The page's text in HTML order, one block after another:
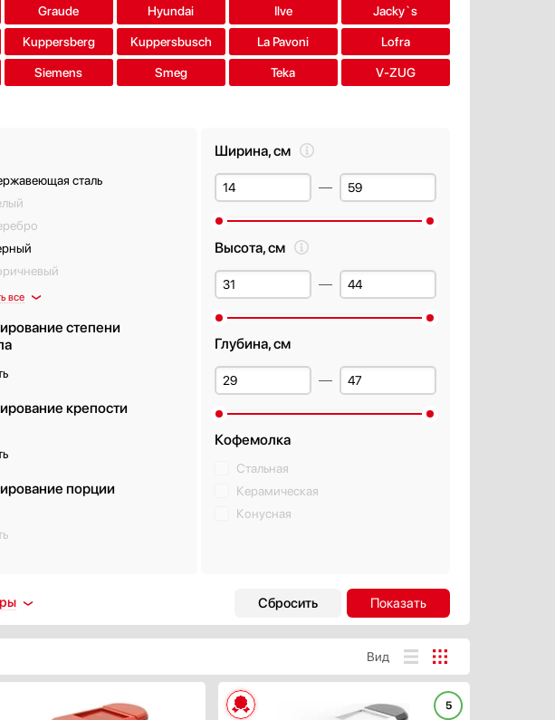
Graude Hyundai Ilve Jacky`s
Kuppersberg Kuppersbusch La Pavoni Lofra
Siemens Smeg Teka V-ZUG
сталь
все
степени
крепости
порции
Ширина, см
Высота, см
Глубина, см
Кофемолка
Стальная
Керамическая
Конусная
управления
/ поворотные
/ кнопочные
Дизайн-линия
Базовый / Универсальный
Интеллектуальный
Классика
Вид
ХАРАКТЕРИСТИКИ
5